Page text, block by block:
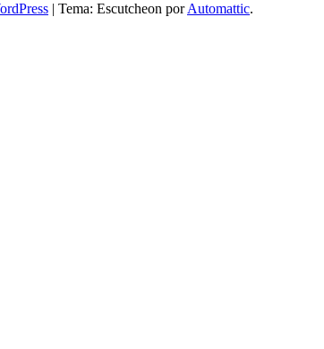
| Tema: Escutcheon porAutomattic.